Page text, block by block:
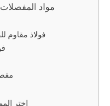
مواد
316 فولاذ
اختر